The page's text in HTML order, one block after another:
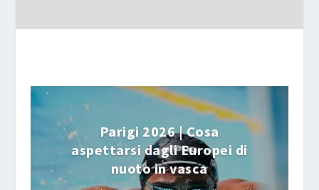
Parigi 2026 | Cosa
aspettarsi dagli Europei di
nuoto in vasca